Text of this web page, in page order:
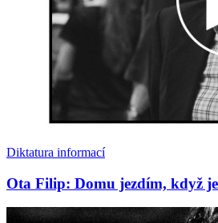
Diktatura informací
Ota Filip: Domu jezdím, když